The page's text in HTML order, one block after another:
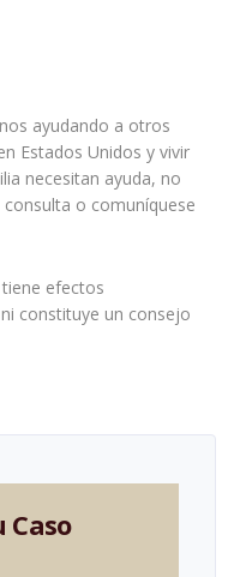
ayudando a otros
Estados Unidos y vivir
necesitan ayuda, no
o comuníquese
efectos
constituye un consejo